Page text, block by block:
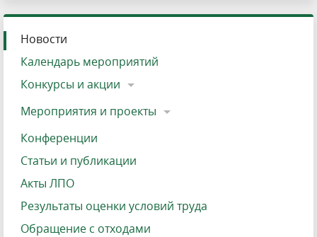
Новости
Календарь мероприятий
Конкурсы и акции
Мероприятия и проекты
Конференции
Статьи и публикации
Акты ЛПО
Результаты оценки условий труда
Обращение с отходами